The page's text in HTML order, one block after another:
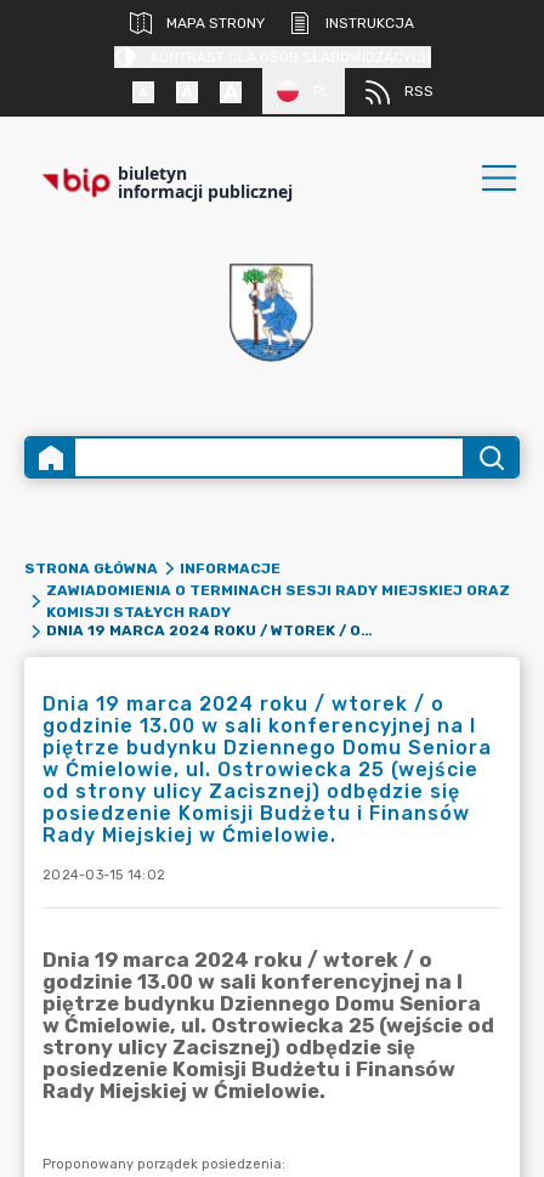
MAPA STRONY
INSTRUKCJA
RSS
biuletyn
informacji publicznej
STRONA GŁÓWNA
INFORMACJE
ZAWIADOMIENIA O TERMINACH SESJI RADY MIEJSKIEJ ORAZ
KOMISJI STAŁYCH RADY
DNIA 19 MARCA 2024 ROKU / WTOREK / O GODZINIE 13.00 W SALI KONFERENCYJNEJ NA I PIĘTRZE BUDYNKU DZIENNEGO DOMU SENIORA W ĆMIELOWIE, UL. OSTROWIECKA 25 (WEJŚCIE OD STRONY ULICY ZACISZNEJ) ODBĘDZIE SIĘ POSIEDZENIE KOMISJI BUDŻETU I FINANSÓW RADY MIEJSKIEJ W ĆMIELOWIE.
Dnia 19 marca 2024 roku / wtorek / o
godzinie 13.00 w sali konferencyjnej na I
piętrze budynku Dziennego Domu Seniora
w Ćmielowie, ul. Ostrowiecka 25 (wejście
od strony ulicy Zacisznej) odbędzie się
posiedzenie Komisji Budżetu i Finansów
Rady Miejskiej w Ćmielowie.
2024-03-15 14:02